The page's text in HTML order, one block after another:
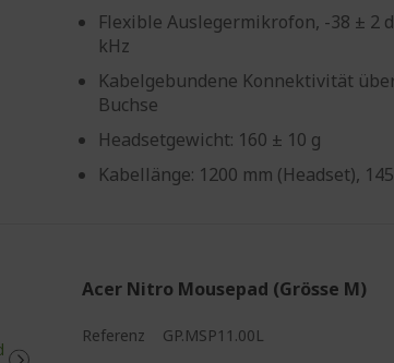
Flexible Auslegermikrofon, -38 ± 2
kHz
Kabelgebundene Konnektivität
Buchse
Headsetgewicht: 160 ± 10 g
Kabellänge: 1200 mm (Headset),
Acer Nitro Mousepad (Grösse M)
Referenz GP.MSP11.00L